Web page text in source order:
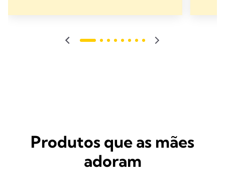
Produtos que as mães
adoram